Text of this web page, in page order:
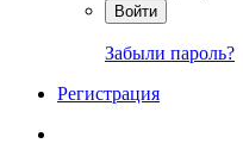
Войти
Забыли пароль?
Регистрация